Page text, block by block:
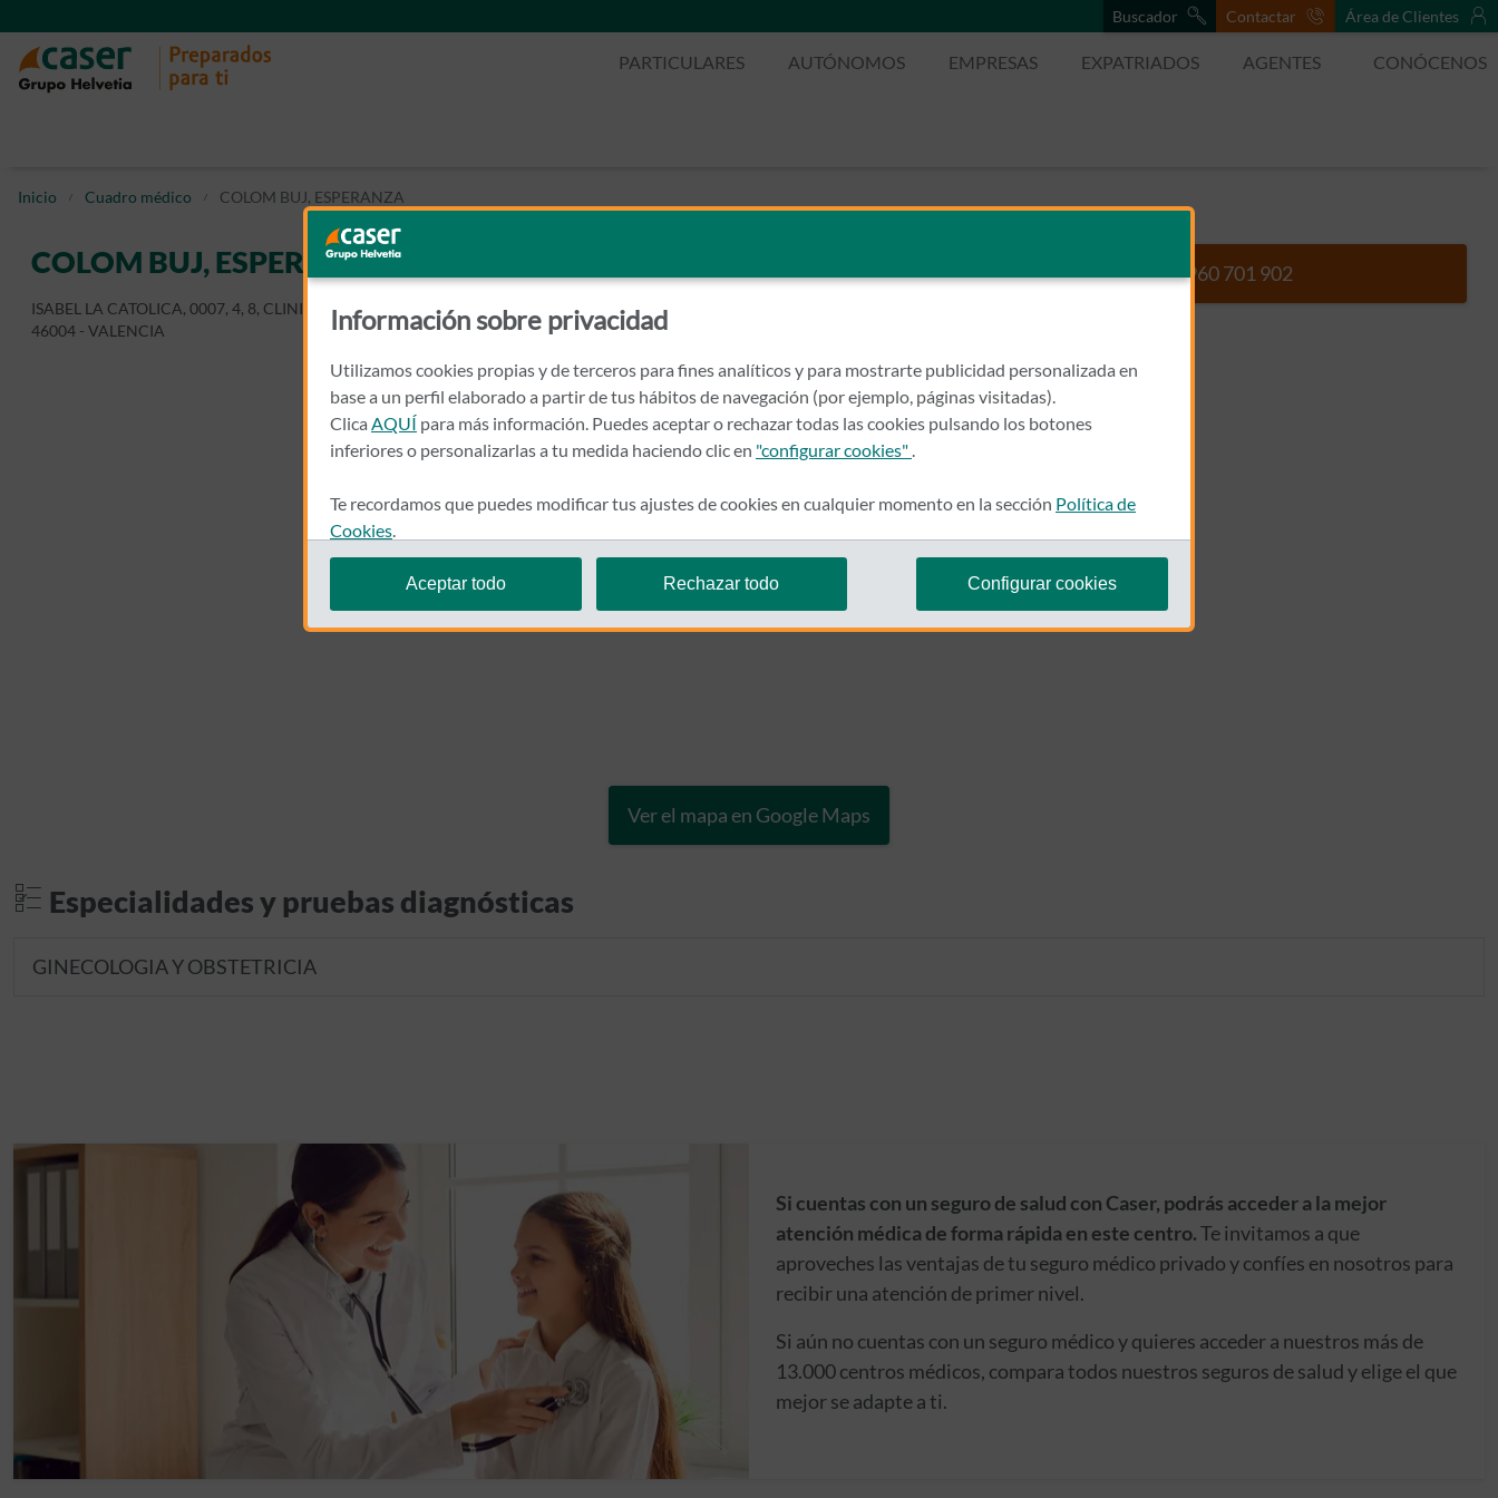
Buscador Contactar Área de Clientes
PARTICULARES AUTÓNOMOS EMPRESAS EXPATRIADOS AGENTES CONÓCENOS
Inicio Cuadro médico COLOM BUJ, ESPERANZA
COLOM BUJ, ESPERANZA
ISABEL LA CATOLICA, 0007, 4, 8, CLINICA ESPERANZA COLOM
46004 - VALENCIA
960 701 902
Llamar a COLOM BUJ,
Ver el mapa en Google Maps
Especialidades y pruebas diagnósticas
GINECOLOGIA Y OBSTETRICIA
Si cuentas con un seguro de salud con Caser, podrás acceder a la mejor
atención médica de forma rápida en este centro.Te invitamos a que
aproveches las ventajas de tu seguro médico privado y confíes en nosotros para
recibir una atención de primer nivel.
Si aún no cuentas con un seguro médico y quieres acceder a nuestros más de
13.000 centros médicos, compara todos nuestros seguros de salud y elige el que
mejor se adapte a ti.
Información sobre privacidad
Utilizamos cookies propias y de terceros para fines analíticos y para mostrarte publicidad personalizada en
base a un perfil elaborado a partir de tus hábitos de navegación (por ejemplo, páginas visitadas).
Clica AQUÍ para más información. Puedes aceptar o rechazar todas las cookies pulsando los botones
inferiores o personalizarlas a tu medida haciendo clic en "configurar cookies"
Te recordamos que puedes modificar tus ajustes de cookies en cualquier momento en la sección Política de
Cookies
Aceptar todo Rechazar todo Configurar cookies